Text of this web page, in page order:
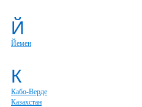
Й
Йемен
К
Кабо-Верде
Казахстан